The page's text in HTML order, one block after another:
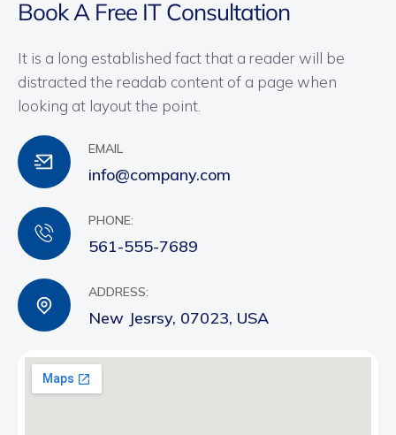
BookA Free IT Consultation
It is a long established fact that a reader will be
distracted the readab content of a page when
looking at layout the point.
EMAIL
info@company.com
PHONE:
561-555-7689
ADDRESS:
New Jesrsy, 07023, USA